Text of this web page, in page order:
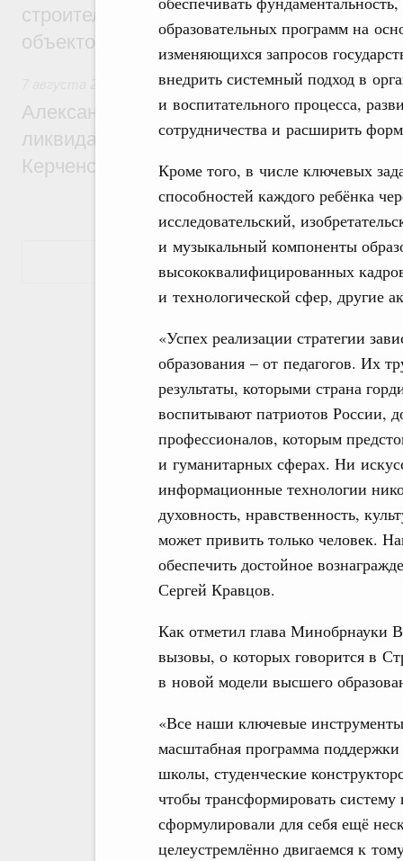
образовательных программ на
изменяющихся запросов
внедрить системный подход в
и воспитательного процесса,
сотрудничества и расширить
Кроме того, в числе ключевых
способностей каждого ребёнка
исследовательский,
и музыкальный компоненты
высококвалифицированных
и технологической сфер, другие
«Успех реализации стратегии
образования – от педагогов. Их
результаты, которыми страна
воспитывают патриотов России,
профессионалов, которым
и гуманитарных сферах. Ни
информационные технологии
духовность, нравственность,
может привить только человек.
обеспечить достойное
Сергей Кравцов.
Как отметил глава Минобрнауки
вызовы, о которых говорится в
в новой модели высшего
«Все наши ключевые
масштабная программа
школы, студенческие
чтобы трансформировать
сформулировали для себя ещё
целеустремлённо двигаемся к
строительство и реконструкцию более
объектов
Чрезвычайные ситуации и ликвидация их
Александр Козлов провёл заседание
ликвидации последствий чрезвычайной
Керченском проливе
Показать еще